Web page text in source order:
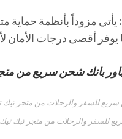
يوفر أقصى درجات الأمان
شحن سريع من متجر تيك تيك
للسفر والرحلات من متجر تيك تيك